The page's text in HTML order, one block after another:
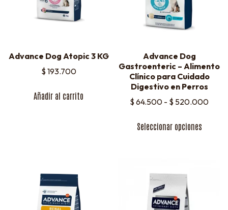
Advance Dog Atopic 3 KG
$ 193.700
Añadir al carrito
Advance Dog
Gastroenteric – Alimento
Clínico para Cuidado
Digestivo en Perros
$ 64.500 - $ 520.000
Seleccionar opciones